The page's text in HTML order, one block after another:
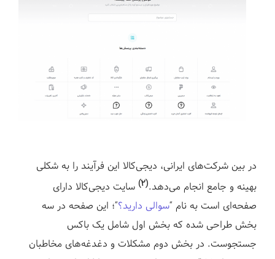
در بین شرکت‌های ایرانی، دیجی‌کالا این فرآیند را به شکلی
بهینه و جامع انجام می‌دهد.(۲)
سایت دیجی‌کالا دارای
صفحه‌ای است به نام “سوالی دارید؟“؛ این صفحه در سه
بخش طراحی شده که بخش اول شامل یک باکس
جستجوست. در بخش دوم مشکلات و دغدغه‌های مخاطبان